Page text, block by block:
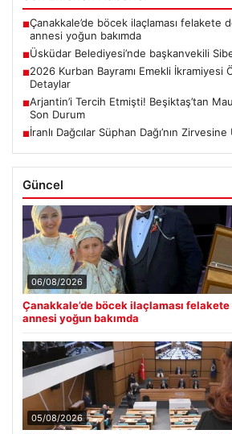
■Çanakkale’de böcek ilaçlaması felakete
annesi yoğun bakımda
■Üsküdar Belediyesi’nde başkanvekili
■2026 Kurban Bayramı Emekli İkramiyesi
Detaylar
■Arjantin’i Tercih Etmişti! Beşiktaş’tan
Son Durum
■İranlı Dağcılar Süphan Dağı’nın Zirvesine
Güncel
06/08/2026
Çanakkale’de böcek ilaçlaması
annesi yoğun bakımda
05/08/2026